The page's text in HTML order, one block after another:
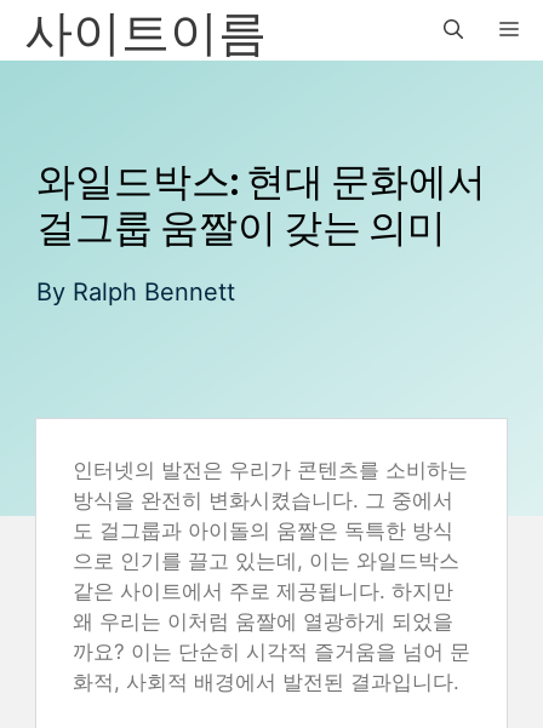
Skip사이트이름
와일드박스: 현대 문화에서
걸그룹 움짤이 갖는 의미
By Ralph Bennett
인터넷의 발전은 우리가 콘텐츠를 소비하는
방식을 완전히 변화시켰습니다. 그 중에서
도 걸그룹과 아이돌의 움짤은 독특한 방식
으로 인기를 끌고 있는데, 이는 와일드박스
같은 사이트에서 주로 제공됩니다. 하지만
왜 우리는 이처럼 움짤에 열광하게 되었을
까요? 이는 단순히 시각적 즐거움을 넘어 문
화적, 사회적 배경에서 발전된 결과입니다.